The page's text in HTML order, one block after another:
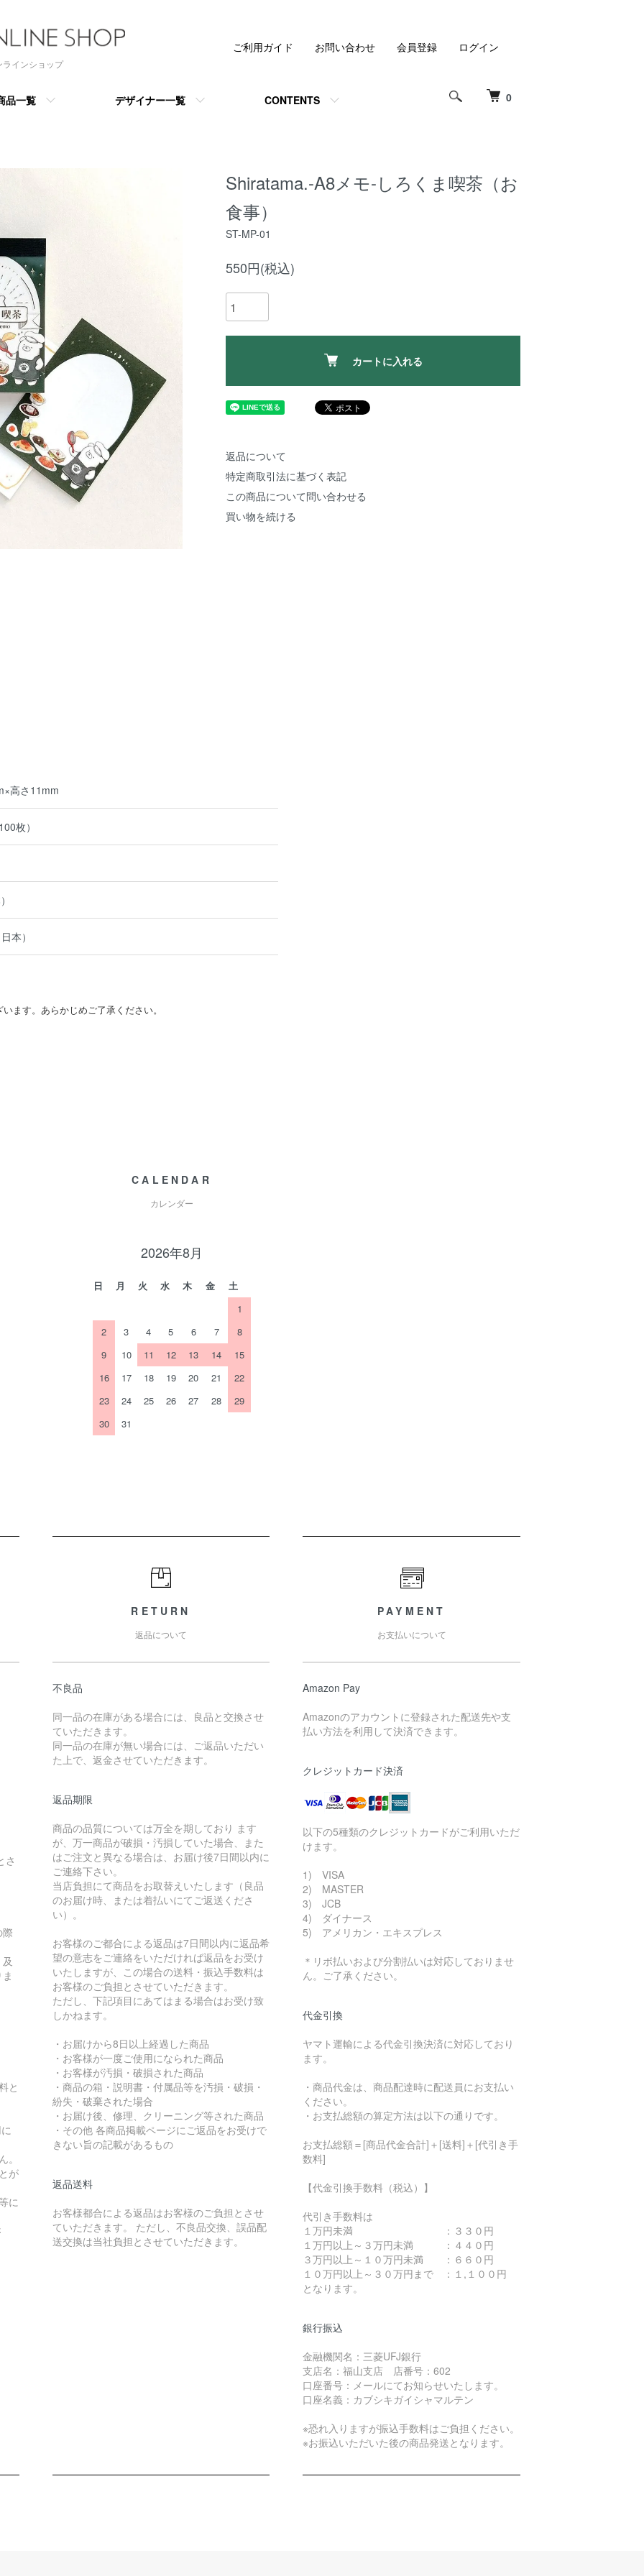
インショップ
0
品一覧 デザイナー一覧 CONTENTS
ご利用ガイド お問い合わせ 会員登録 ログイン
Shiratama.-A8メモ-しろくま喫茶（お
食事）
ST-MP-01
550円(税込)
カートに入れる
返品について
特定商取引法に基づく表記
この商品について問い合わせる
買い物を続ける
高さ11mm
枚）
本）
ます。あらかじめご了承ください。
CALENDAR
カレンダー
2026年8月
日 月 火 水 木 金
土
1
2
3 4 5 6 7
8
9
10 11 12 13 14
15
16
17 18 19 20 21
22
23
24 25 26 27 28
29
30
31
さ
と
。
が
に
RETURN
返品について
不良品
同一品の在庫がある場合には、良品と交換させ
ていただきます。
同一品の在庫が無い場合には、ご返品いただい
た上で、返金させていただきます。
返品期限
商品の品質については万全を期しており ます
が、万一商品が破損・汚損していた場合、また
はご注文と異なる場合は、お届け後7日間以内に
ご連絡下さい。
当店負担にて商品をお取替えいたします（良品
のお届け時、または着払いにてご返送くださ
い）。
お客様のご都合による返品は7日間以内に返品希
望の意志をご連絡をいただければ返品をお受け
いたしますが、この場合の送料・振込手数料は
お客様のご負担とさせていただきます。
ただし、下記項目にあてはまる場合はお受け致
しかねます。
・お届けから8日以上経過した商品
・お客様が一度ご使用になられた商品
・お客様が汚損・破損された商品
・商品の箱・説明書・付属品等を汚損・破損・
紛失・破棄された場合
・お届け後、修理、クリーニング等された商品
・その他 各商品掲載ページにご返品をお受けで
きない旨の記載があるもの
返品送料
お客様都合による返品はお客様のご負担とさせ
ていただきます。 ただし、不良品交換、誤品配
送交換は当社負担とさせていただきます。
PAYMENT
お支払いについて
Amazon Pay
Amazonのアカウントに登録された配送先や支
払い方法を利用して決済できます。
クレジットカード決済
以下の5種類のクレジットカードがご利用いただ
けます。
1) VISA
2) MASTER
3) JCB
4) ダイナース
5) アメリカン・エキスプレス
＊リボ払いおよび分割払いは対応しておりませ
ん。ご了承ください。
代金引換
ヤマト運輸による代金引換決済に対応しており
ます。
・商品代金は、商品配達時に配送員にお支払い
ください。
・お支払総額の算定方法は以下の通りです。
お支払総額＝[商品代金合計]＋[送料]＋[代引き手
数料]
【代金引換手数料（税込）】
代引き手数料は
１万円未満 ：３３０円
１万円以上～３万円未満 ：４４０円
３万円以上～１０万円未満 ：６６０円
１０万円以上～３０万円まで ：１,１００円
となります。
銀行振込
金融機関名：三菱UFJ銀行
支店名：福山支店 店番号：602
口座番号：メールにてお知らせいたします。
口座名義：カブシキガイシャマルテン
※恐れ入りますが振込手数料はご負担ください。
※お振込いただいた後の商品発送となります。